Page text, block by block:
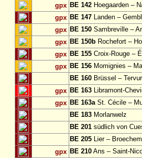
gpx BE 142 Hoegaarden –
gpx BE 147 Landen –
gpx BE 150 Sambreville –
gpx BE 150b Rochefort –
gpx BE 155 Croix-Rouge –
gpx BE 156 Momignies –
BE 160 Brüssel –
gpx BE 163 Libramont-
gpx BE 163aSt. Cécile –
BE 183 Morlanwelz
BE 201 südlich von
BE 205 Lier – Broechem
gpx BE 210 Ans – Saint-